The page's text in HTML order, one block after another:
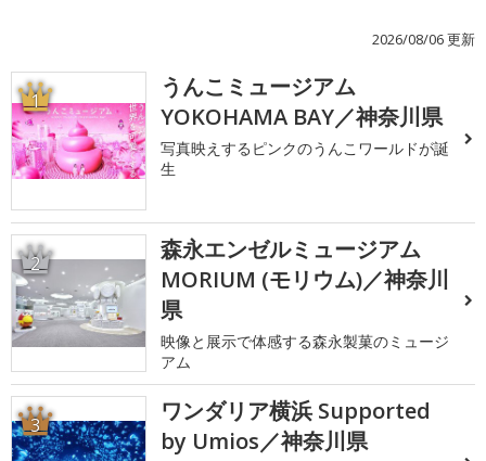
2026/08/06 更新
1
うんこミュージアム
YOKOHAMA BAY／神奈川県
写真映えするピンクのうんこワールドが誕
生
2
森永エンゼルミュージアム
MORIUM (モリウム)／神奈川
県
映像と展示で体感する森永製菓のミュージ
アム
3
ワンダリア横浜 Supported
by Umios／神奈川県